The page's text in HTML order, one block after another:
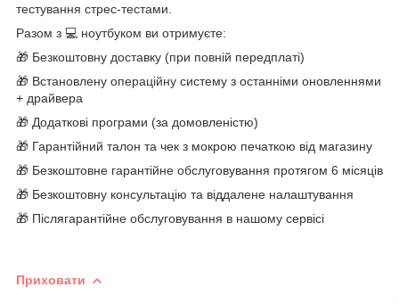
тестування стрес-тестами.
Разом з 💻 ноутбуком ви отримуєте:
🎁 Безкоштовну доставку (при повній передплаті)
🎁 Встановлену операційну систему з останніми оновленнями
+ драйвера
🎁 Додаткові програми (за домовленістю)
🎁 Гарантійний талон та чек з мокрою печаткою від магазину
🎁 Безкоштовне гарантійне обслуговування протягом 6 місяців
🎁 Безкоштовну консультацію та віддалене налаштування
🎁 Післягарантійне обслуговування в нашому сервісі
Приховати